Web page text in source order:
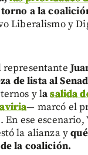
a la
Liberalismo y
representante
de lista al
y lasalida
— marcó el
ese escenario,
la alianza y
la coalición.